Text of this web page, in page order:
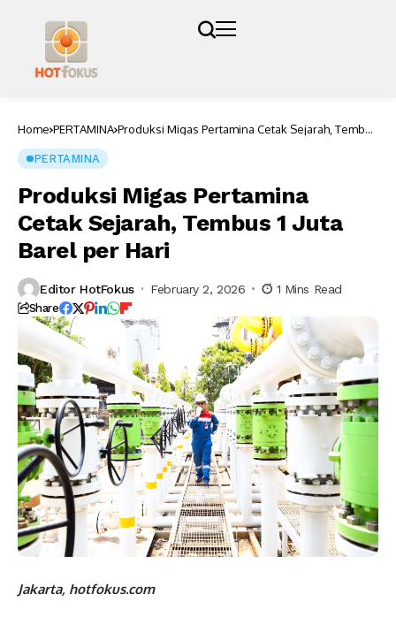
Home PERTAMINA Produksi Migas Pertamina Cetak Sejarah, Tembus
PERTAMINA
Produksi Migas Pertamina
Cetak Sejarah, Tembus 1 Juta
Barel per Hari
Editor HotFokus February 2, 2026 1 Mins Read
Share
Jakarta, hotfokus.com